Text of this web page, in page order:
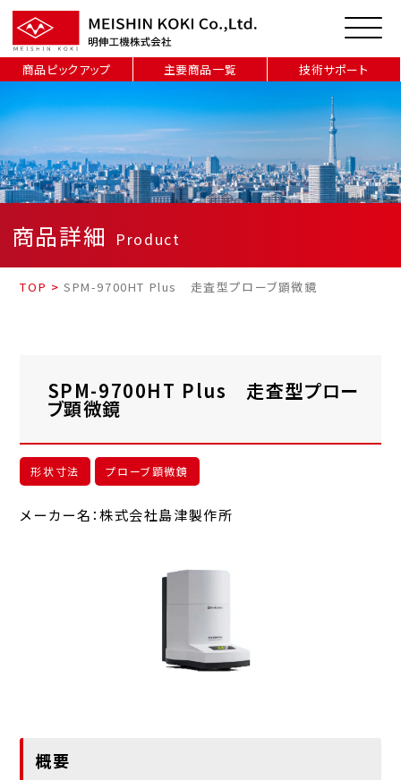
商品ピックアップ 主要商品一覧 技術サポート
商品詳細 Product
TOP >SPM-9700HT Plus 走査型プローブ顕微鏡
SPM-9700HT Plus 走査型プロー
ブ顕微鏡
形状寸法 プローブ顕微鏡
メーカー名：株式会社島津製作所
概要